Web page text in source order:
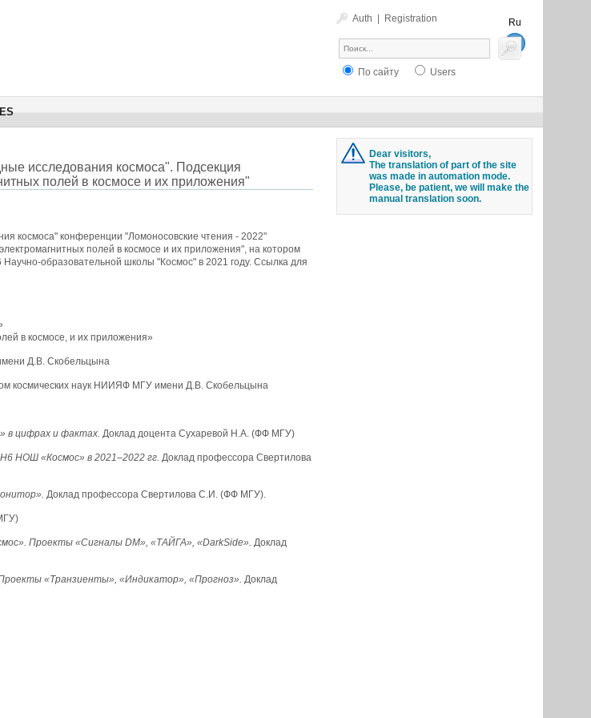
Auth Registration
Ru
En
По сайту Users
исследования космоса". Подсекция
полей в космосе и их приложения"
космоса" конференции "Ломоносовские чтения - 2022"
полей в космосе и их приложения", на котором
образовательной школы "Космос" в 2021 году. Ссылка для
в космосе, и их приложения»
Д.В. Скобельцына
космических наук НИИЯФ МГУ имени Д.В. Скобельцына
в цифрах и фактах. Доклад доцента Сухаревой Н.А. (ФФ МГУ)
НОШ «Космос» в 2021–2022 гг. Доклад профессора Свертилова
Доклад профессора Свертилова С.И. (ФФ МГУ).
Проекты «Сигналы DM», «ТАЙГА», «DarkSide». Доклад
«Транзиенты», «Индикатор», «Прогноз». Доклад
Dear visitors,
The translation of part of the site
was made in automation mode.
Please, be patient, we will make the
manual translation soon.